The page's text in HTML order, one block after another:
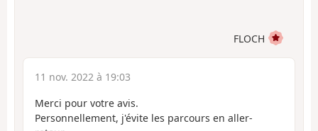
FLOCH
11 nov. 2022 à 19:03
Merci pour votre avis.
Personnellement, j'évite les parcours en aller-